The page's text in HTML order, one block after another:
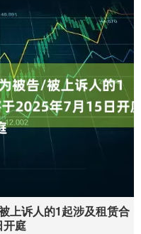
上诉人的1起涉及租赁合
开庭